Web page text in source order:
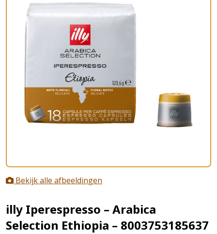
Bekijk alle afbeeldingen
illy Iperespresso – Arabica
Selection Ethiopia – 8003753185637